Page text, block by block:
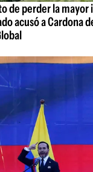
de perder la
acusó a Cardona